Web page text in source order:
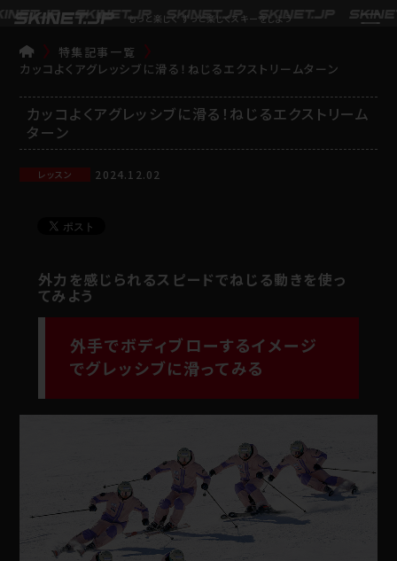
もっと楽しく ずっと楽しくスキーをしよう
TOP
特集記事一覧
カッコよくアグレッシブに滑る！ねじるエクストリームターン
カッコよくアグレッシブに滑る！ねじるエクストリーム
ターン
レッスン 2024.12.02
外力を感じられるスピードでねじる動きを使っ
てみよう
外手でボディブローするイメージ
でグレッシブに滑ってみる